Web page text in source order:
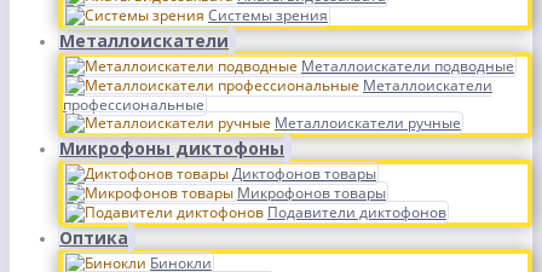
Системы зрения
Металлоискатели
Металлоискатели подводные
Металлоискатели
профессиональные
Металлоискатели ручные
Микрофоны диктофоны
Диктофонов товары
Микрофонов товары
Подавители диктофонов
Оптика
Бинокли